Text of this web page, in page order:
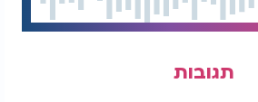
תגובות